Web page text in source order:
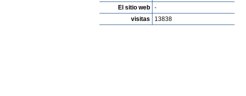
El sitio web
-
visitas
13838